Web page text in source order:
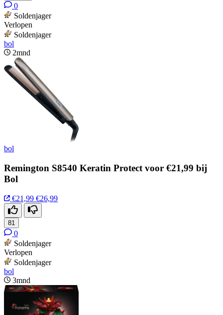
0
Soldenjager
Verlopen
Soldenjager
bol
2mnd
bol
Remington S8540 Keratin Protect voor €21,99 bij
Bol
€21,99 €26,99
81
0
Soldenjager
Verlopen
Soldenjager
bol
3mnd